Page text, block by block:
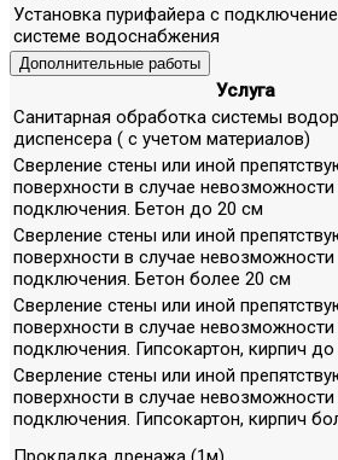
Установка пурифайера с
системе водоснабжения
Дополнительные работы
Услуга
Санитарная обработка системы
диспенсера ( с учетом материалов)
Сверление стены или иной
поверхности в случае
подключения. Бетон до 20 см
Сверление стены или иной
поверхности в случае
подключения. Бетон более 20 см
Сверление стены или иной
поверхности в случае
подключения. Гипсокартон, кирпич
Сверление стены или иной
поверхности в случае
подключения. Гипсокартон, кирпич